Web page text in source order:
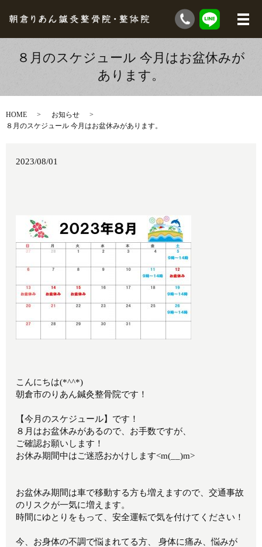
８月のスケジュール 今月はお盆休みが
あります。
HOME
お知らせ
８月のスケジュール 今月はお盆休みがあります。
2023/08/01
こんにちは(*^^*)
朝倉市のりあん鍼灸整骨院です！
【今月のスケジュール】です！
８月はお盆休みがあるので、お手数ですが、
ご確認お願いします！
お休み期間中はご迷惑おかけします<m(__)m>
お盆休み期間は車で移動する方も増えますので、交通事故
のリスクが一気に増えます。
時間にゆとりをもって、安全運転で気を付けてください！
今、お身体の不調で悩まれてる方、 身体に痛み、悩みが